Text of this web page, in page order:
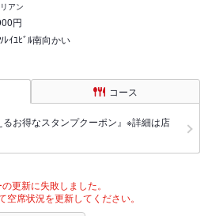
アン
円
ｲﾕﾋﾞﾙ南向かい
コース
るお得なスタンプクーポン』※詳細は店
更新に失敗しました。
空席状況を更新してください。